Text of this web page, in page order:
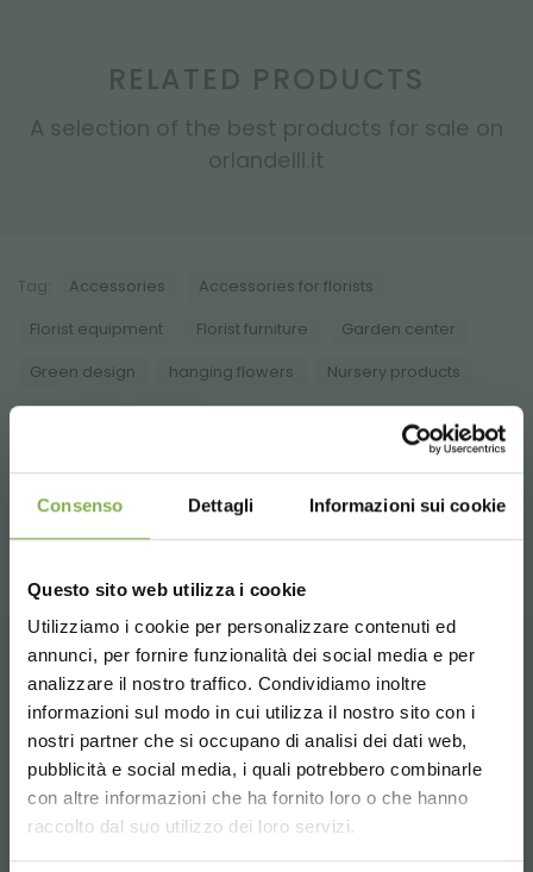
Consenso Dettagli Informazioni sui cookie
Questo sito web utilizza i cookie
Utilizziamo i cookie per personalizzare contenuti ed
annunci, per fornire funzionalità dei social media e per
analizzare il nostro traffico. Condividiamo inoltre
informazioni sul modo in cui utilizza il nostro sito con i
nostri partner che si occupano di analisi dei dati web,
pubblicità e social media, i quali potrebbero combinarle
con altre informazioni che ha fornito loro o che hanno
raccolto dal suo utilizzo dei loro servizi.
RELATED PRODUCTS
A selection of the best products for sale on
orlandelli.it
Tag: Accessories Accessories for florists
Florist equipment Florist furniture Garden center
Green design hanging flowers Nursery products
...
share
Choose the country you are in and your
language for a better browsing experience
CONTACTS
Whatsapp
DOWNLOAD
TECHNICAL DATA
SHEET